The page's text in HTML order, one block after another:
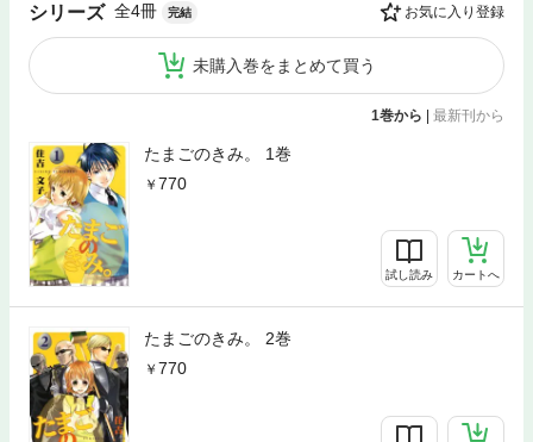
シリーズ 全4冊 完結 お気に入り登録
未購入巻をまとめて買う
1巻から | 最新刊から
たまごのきみ。 1巻
770
試し読み カートへ
たまごのきみ。 2巻
770